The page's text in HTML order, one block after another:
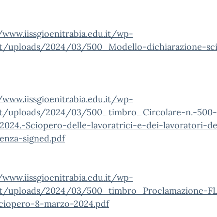
wp-
uploads/2024/03/500_Modello-dichiarazione-
wp-
uploads/2024/03/500_timbro_Circolare-n.-
Sciopero-delle-lavoratrici-e-dei-lavoratori-
signed.pdf
wp-
uploads/2024/03/500_timbro_Proclamazione-
8-marzo-2024.pdf